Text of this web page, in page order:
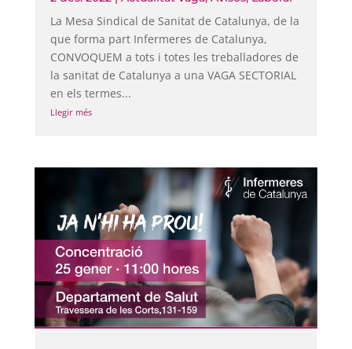
La Mesa Sindical de Sanitat de Catalunya, de la
que forma part Infermeres de Catalunya,
CONVOQUEM a tots i totes les treballadores de
la sanitat de Catalunya a una VAGA SECTORIAL
en els termes...
Llegir més